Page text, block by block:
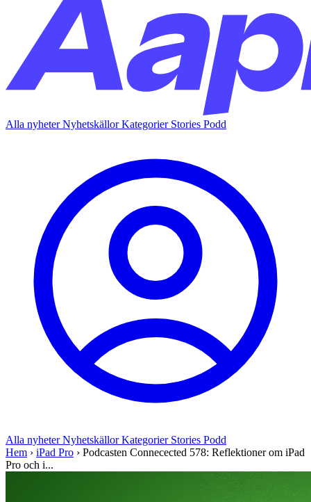
Alla nyheterNyhetskällorKategorier Stories Podd
Alla nyheterNyhetskällorKategorier Stories Podd
Hem › iPad Pro › Podcasten Connecected 578: Reflektioner om iPad
Pro och i...